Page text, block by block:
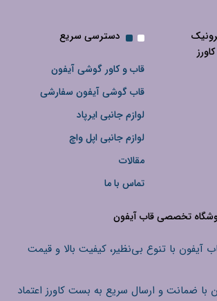
دسترسی سریع
قاب و کاور گوشی آیفون
قاب گوشی آیفون سفارشی
لوازم جانبی ایرپاد
لوازم جانبی اپل واچ
مقالات
تماس با ما
تخصصی قاب آیفون
آیفون با تنوع بی‌نظیر، کیفیت بالا و قیمت
با ضمانت و ارسال سریع به بست کاورز اعتماد